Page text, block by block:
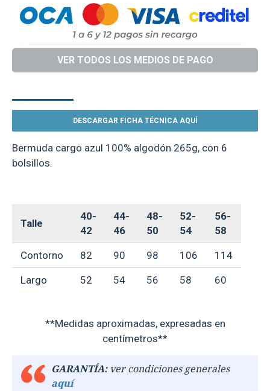
VER TODOS LOS MEDIOS DE PAGO
DESCARGAR FICHA TÉCNICA AQUÍ
Bermuda cargo azul 100% algodón 265g, con 6
bolsillos.
Talle
40-
42
44-
46
48-
50
52-
54
56-
58
Contorno 82 90 98 106 114
Largo 52 54 56 58 60
**Medidas aproximadas, expresadas en
centímetros**
GARANTÍA:ver condiciones generales
aquí